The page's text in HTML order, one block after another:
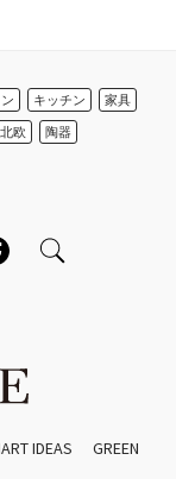
キッチン
家具
北欧 陶器
IDEAS
GREEN